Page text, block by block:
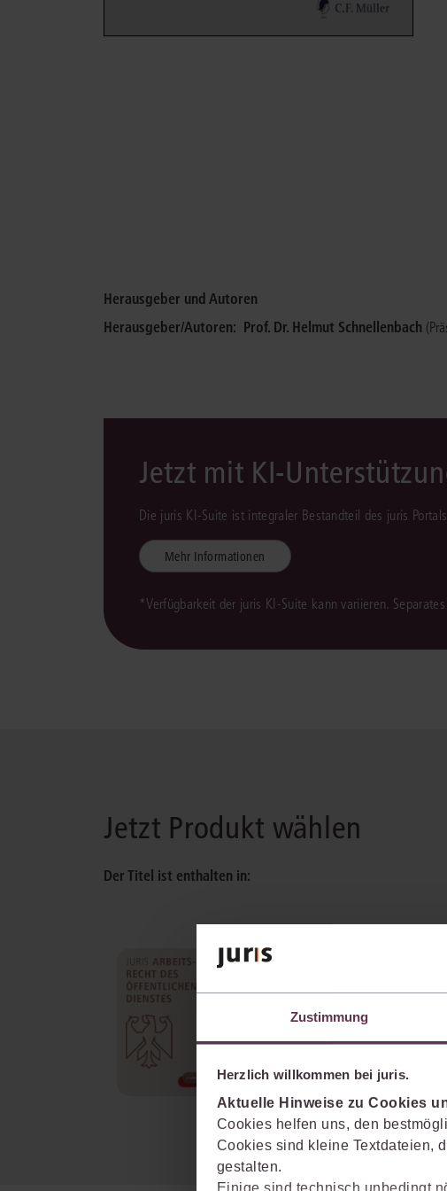
Zustimmung
Herzlich willkommen bei juris.
Aktuelle Hinweise zu Cookies
Cookies helfen uns, den
Cookies sind kleine Textdateien,
gestalten.
Einige sind technisch unbedingt
Herausgeber und Autoren
Herausgeber/Autoren: Prof. Dr. Helmut Schnellenbach
Jetzt mit KI-
Die juris KI-Suite ist integraler Bestandteil des juris
Mehr Informationen
*Verfügbarkeit der juris KI-Suite kann variieren.
Jetzt Produkt wählen
Der Titel ist enthalten in:
juris Arbeitsrecht des
Umfassende Hilfestellung im
Tarifrecht und Klärung von
Detailfragen auf jeder Stufe des